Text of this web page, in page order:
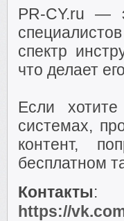
PR-CY.ru —
спектр
что делает
Если
системах,
контент,
бесплатном
Контакты:
https://